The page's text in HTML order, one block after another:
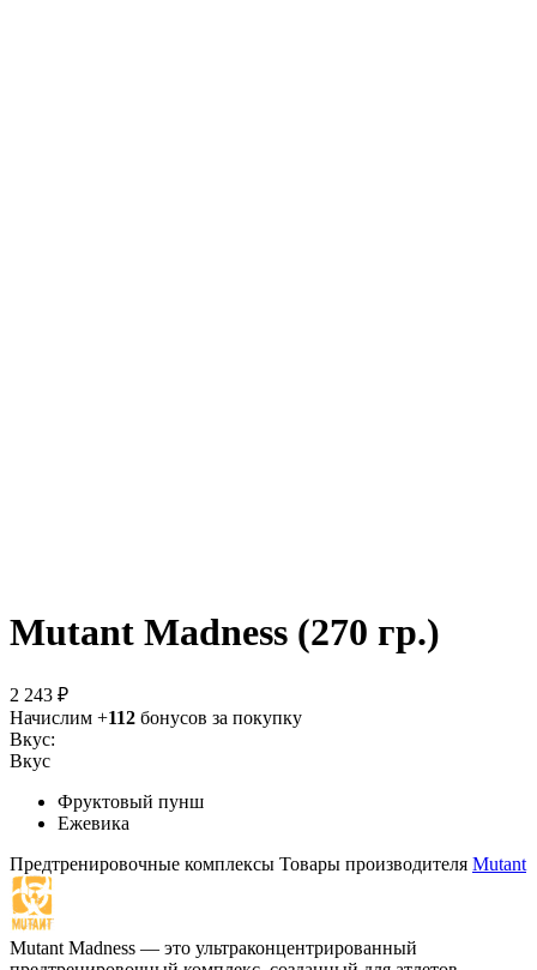
Mutant Madness (270 гр.)
2 243 ₽
Начислим +112 бонусов за покупку
Вкус:
Вкус
Фруктовый пунш
Ежевика
Предтренировочные комплексы Товары производителя Mutant
Mutant Madness — это ультраконцентрированный